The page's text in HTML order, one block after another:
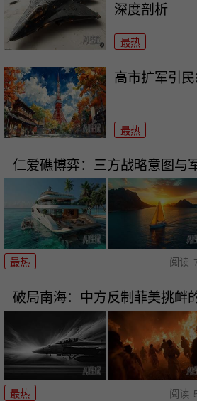
深度剖析
最热
高市扩军引
最热
仁爱礁博弈：三方战略意图与
最热 阅读
破局南海：中方反制菲美挑衅
最热 阅读